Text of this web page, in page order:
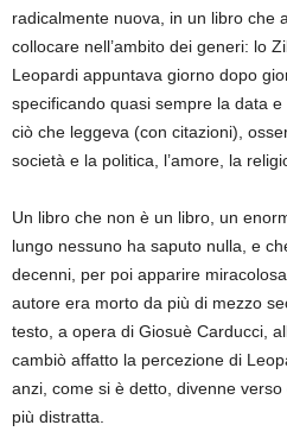
radicalmente nuova, in un libro che
collocare nell’ambito dei generi: lo
Leopardi appuntava giorno dopo
specificando quasi sempre la data
ciò che leggeva (con citazioni),
società e la politica, l’amore, la
Un libro che non è un libro, un
lungo nessuno ha saputo nulla, e
decenni, per poi apparire
autore era morto da più di mezzo
testo, a opera di Giosuè Carducci,
cambiò affatto la percezione di
anzi, come si è detto, divenne
più distratta.